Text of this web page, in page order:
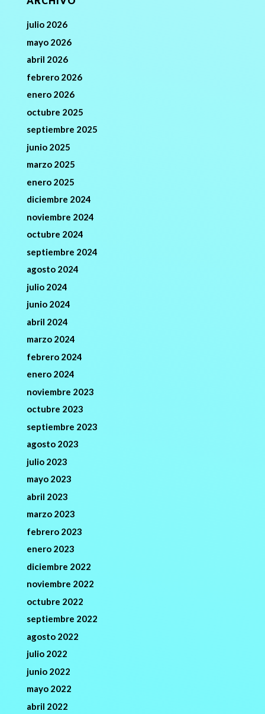
julio 2026
mayo 2026
abril 2026
febrero 2026
enero 2026
octubre 2025
septiembre 2025
junio 2025
marzo 2025
enero 2025
diciembre 2024
noviembre 2024
octubre 2024
septiembre 2024
agosto 2024
julio 2024
junio 2024
abril 2024
marzo 2024
febrero 2024
enero 2024
noviembre 2023
octubre 2023
septiembre 2023
agosto 2023
julio 2023
mayo 2023
abril 2023
marzo 2023
febrero 2023
enero 2023
diciembre 2022
noviembre 2022
octubre 2022
septiembre 2022
agosto 2022
julio 2022
junio 2022
mayo 2022
abril 2022